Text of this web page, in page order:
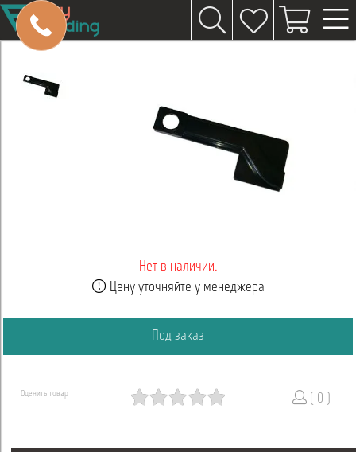
Нет в наличии.
Цену уточняйте у менеджера
Под заказ
Оценить товар ( 0 )